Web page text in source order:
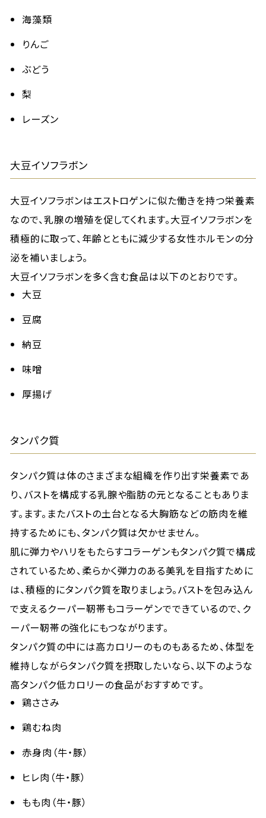
海藻類
りんご
ぶどう
梨
レーズン
大豆イソフラボン
大豆イソフラボンはエストロゲンに似た働きを持つ栄養素
なので、乳腺の増殖を促してくれます。大豆イソフラボンを
積極的に取って、年齢とともに減少する女性ホルモンの分
泌を補いましょう。
大豆イソフラボンを多く含む食品は以下のとおりです。
大豆
豆腐
納豆
味噌
厚揚げ
タンパク質
タンパク質は体のさまざまな組織を作り出す栄養素であ
り、バストを構成する乳腺や脂肪の元となることもありま
す。ます。またバストの土台となる大胸筋などの筋肉を維
持するためにも、タンパク質は欠かせません。
肌に弾力やハリをもたらすコラーゲンもタンパク質で構成
されているため、柔らかく弾力のある美乳を目指すために
は、積極的にタンパク質を取りましょう。バストを包み込ん
で支えるクーパー靭帯もコラーゲンでできているので、ク
ーパー靭帯の強化にもつながります。
タンパク質の中には高カロリーのものもあるため、体型を
維持しながらタンパク質を摂取したいなら、以下のような
高タンパク低カロリーの食品がおすすめです。
鶏ささみ
鶏むね肉
赤身肉（牛・豚）
ヒレ肉（牛・豚）
もも肉（牛・豚）